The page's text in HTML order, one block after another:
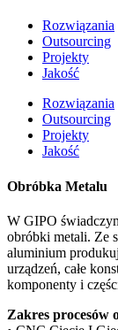
Rozwiązania
Outsourcing
Projekty
Jakość
Rozwiązania
Outsourcing
Projekty
Jakość
Obróbka Metalu
W GIPO
obróbki metali. Ze
aluminium
urządzeń, całe
komponenty i
Zakres procesów